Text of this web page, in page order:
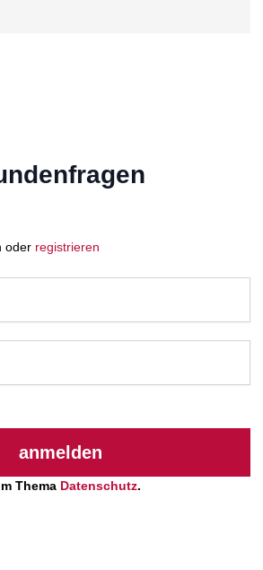
oder registrieren
anmelden
Thema Datenschutz.